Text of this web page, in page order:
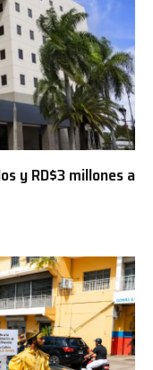
y RD$3 millones a